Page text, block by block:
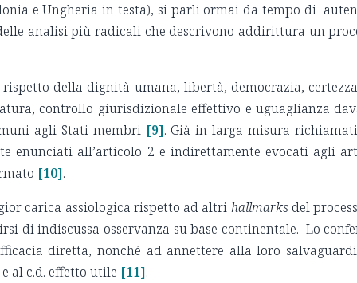
e Ungheria in testa), si parli ormai da tempo di
analisi più radicali che descrivono addirittura un
della dignità umana, libertà, democrazia,
controllo giurisdizionale effettivo e uguaglianza
agli Stati membri [9]. Già in larga misura
enunciati all’articolo 2 e indirettamente evocati agli
[10].
carica assiologica rispetto ad altri hallmarks del
di indiscussa osservanza su base continentale. Lo
diretta, nonché ad annettere alla loro
al c.d. effetto utile [11].